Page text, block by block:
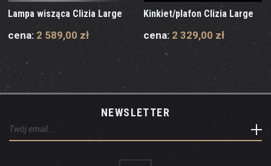
Lampa wisząca Clizia Large
cena: 2 589,00 zł
Kinkiet/plafon Clizia Large
cena: 2 329,00 zł
NEWSLETTER